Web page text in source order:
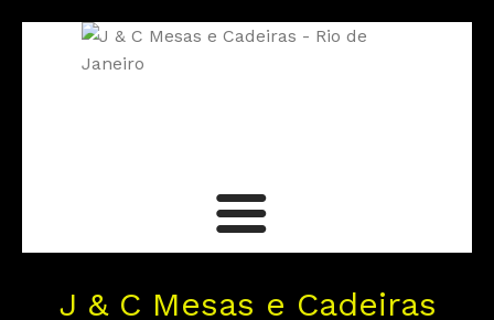
J & C Mesas e Cadeiras